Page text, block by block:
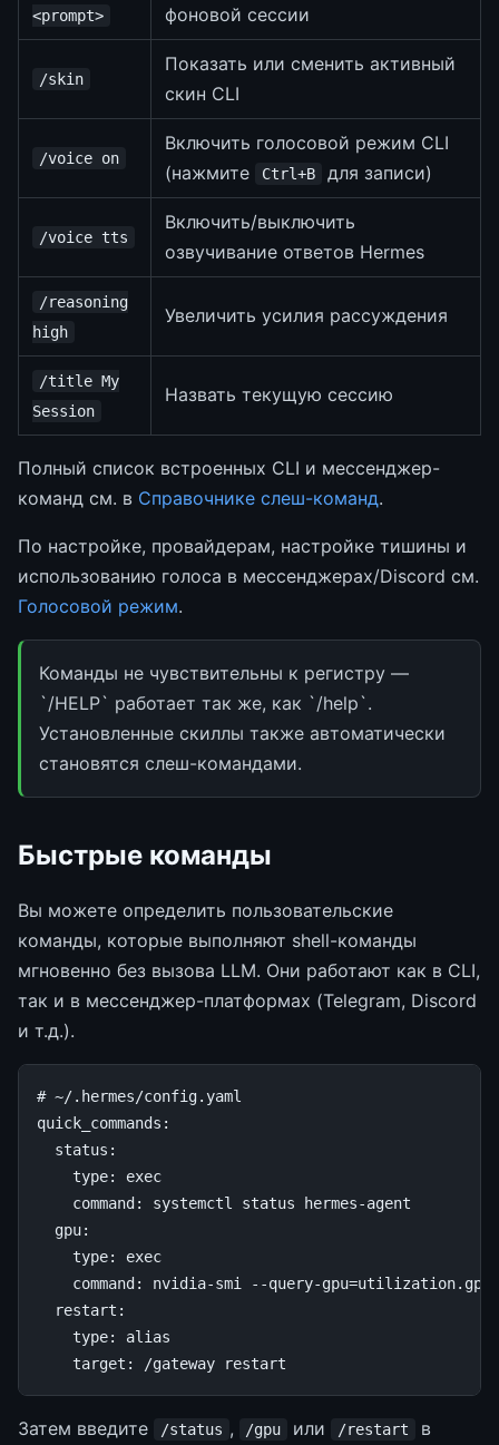
<prompt>
фоновой сессии
/skin
Показать или сменить активный
скин CLI
/voice on
Включить голосовой режим CLI
(нажмите
Ctrl+B для записи)
/voice tts
Включить/выключить
озвучивание ответов Hermes
/reasoning
high
Увеличить усилия рассуждения
/title My
Session
Назвать текущую сессию
Полный список встроенных CLI и мессенджер-
команд см. в Справочнике слеш-команд.
По настройке, провайдерам, настройке тишины и
использованию голоса в мессенджерах/Discord см.
Голосовой режим.
Команды не чувствительны к регистру —
`/HELP` работает так же, как `/help`.
Установленные скиллы также автоматически
становятся слеш-командами.
Быстрые команды
Вы можете определить пользовательские
команды, которые выполняют shell-команды
мгновенно без вызова LLM. Они работают как в CLI,
так и в мессенджер-платформах (Telegram, Discord
и т.д.).
# ~/.hermes/config.yaml
quick_commands :
status :
type:
exec
command :
systemctl status hermes-agent
gpu:
type:
exec
command :
nvidia-smi --query-
restart :
type:
alias
target : /gateway restart
Затем введите /status , /gpu или /restart в